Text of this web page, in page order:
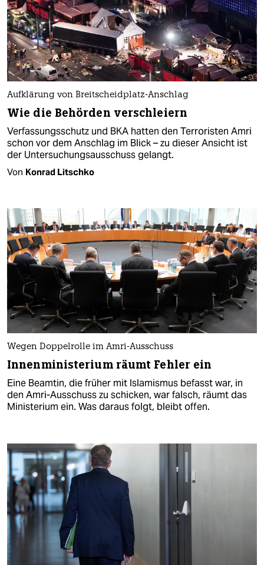
Aufklärung von Breitscheidplatz-Anschlag
Wie die Behörden verschleiern
Verfassungsschutz und BKA hatten den Terroristen Amri
schon vor dem Anschlag im Blick – zu dieser Ansicht ist
der Untersuchungsausschuss gelangt.
Von Konrad Litschko
Wegen Doppelrolle im Amri-Ausschuss
Innenministerium räumt Fehler ein
Eine Beamtin, die früher mit Islamismus befasst war, in
den Amri-Ausschuss zu schicken, war falsch, räumt das
Ministerium ein. Was daraus folgt, bleibt offen.